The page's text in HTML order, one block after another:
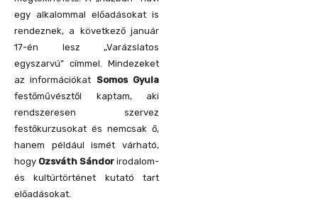
egy alkalommal előadásokat is
rendeznek, a következő január
17-én lesz „Varázslatos
egyszarvú” címmel. Mindezeket
az információkat Somos Gyula
festőművésztől kaptam, aki
rendszeresen szervez
festőkurzusokat és nemcsak ő,
hanem például ismét várható,
hogy Ozsváth Sándor irodalom-
és kultúrtörténet kutató tart
előadásokat.